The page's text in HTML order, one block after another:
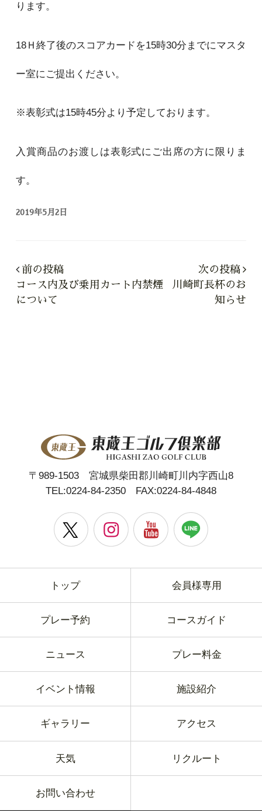
ります。
18Ｈ終了後のスコアカードを15時30分までにマスタ
ー室にご提出ください。
※表彰式は15時45分より予定しております。
入賞商品のお渡しは表彰式にご出席の方に限りま
す。
2019年5月2日
前の投稿
コース内及び乗用カート内禁煙
について
次の投稿
川崎町長杯のお
知らせ
〒989-1503 宮城県柴田郡川崎町川内字西山8
TEL:0224-84-2350FAX:0224-84-4848
トップ 会員様専用
プレー予約 コースガイド
ニュース プレー料金
イベント情報 施設紹介
ギャラリー アクセス
天気 リクルート
お問い合わせ